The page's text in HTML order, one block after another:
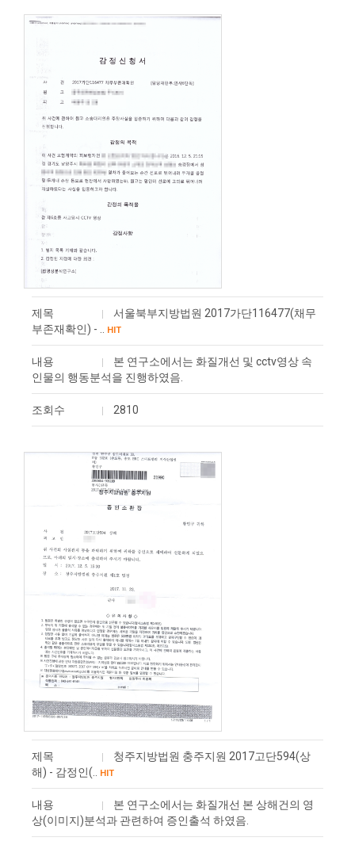
제목
서울북부지방법원 2017가단116477(채무
부존재확인) - ..
HIT
내용
본 연구소에서는 화질개선 및 cctv영상 속
인물의 행동분석을 진행하였음.
조회수 2810
제목
청주지방법원 충주지원 2017고단594(상
해) - 감정인(..
HIT
내용
본 연구소에서는 화질개선 본 상해건의 영
상(이미지)분석과 관련하여 ​증인출석 하였음.